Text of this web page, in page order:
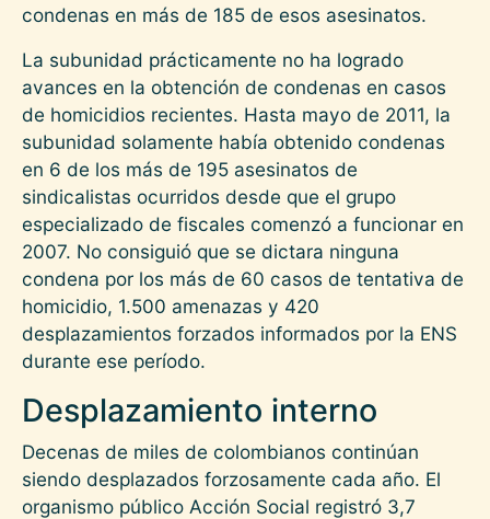
condenas en más de 185 de esos asesinatos.
La subunidad prácticamente no ha logrado
avances en la obtención de condenas en casos
de homicidios recientes. Hasta mayo de 2011, la
subunidad solamente había obtenido condenas
en 6 de los más de 195 asesinatos de
sindicalistas ocurridos desde que el grupo
especializado de fiscales comenzó a funcionar en
2007. No consiguió que se dictara ninguna
condena por los más de 60 casos de tentativa de
homicidio, 1.500 amenazas y 420
desplazamientos forzados informados por la ENS
durante ese período.
Desplazamiento interno
Decenas de miles de colombianos continúan
siendo desplazados forzosamente cada año. El
organismo público Acción Social registró 3,7